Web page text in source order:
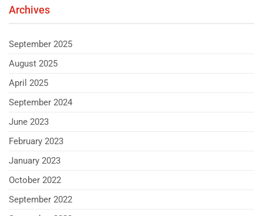
Archives
September 2025
August 2025
April 2025
September 2024
June 2023
February 2023
January 2023
October 2022
September 2022